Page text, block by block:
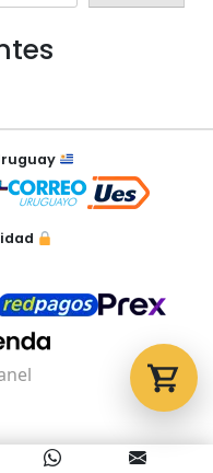
vacío.
acá